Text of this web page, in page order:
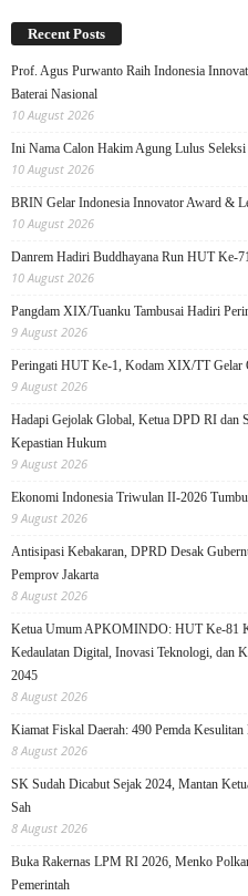
Recent Posts
Prof. Agus Purwanto Raih Indonesia
Baterai Nasional
10 August 2026
Ini Nama Calon Hakim Agung Lulus
10 August 2026
BRIN Gelar Indonesia Innovator Award &
10 August 2026
Danrem Hadiri Buddhayana Run HUT Ke-
10 August 2026
Pangdam XIX/Tuanku Tambusai Hadiri
9 August 2026
Peringati HUT Ke-1, Kodam XIX/TT Gelar
9 August 2026
Hadapi Gejolak Global, Ketua DPD RI dan
Kepastian Hukum
9 August 2026
Ekonomi Indonesia Triwulan II-2026
9 August 2026
Antisipasi Kebakaran, DPRD Desak
Pemprov Jakarta
8 August 2026
Ketua Umum APKOMINDO: HUT Ke-81
Kedaulatan Digital, Inovasi Teknologi, dan
2045
8 August 2026
Kiamat Fiskal Daerah: 490 Pemda
8 August 2026
SK Sudah Dicabut Sejak 2024, Mantan
Sah
8 August 2026
Buka Rakernas LPM RI 2026, Menko
Pemerintah